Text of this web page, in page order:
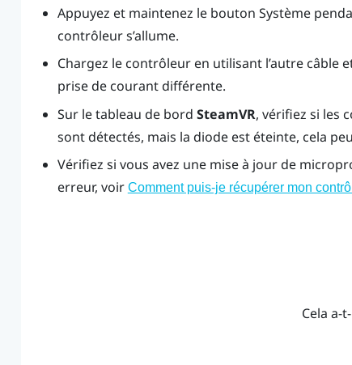
Appuyez et maintenez le bouton Système
contrôleur s’allume.
Chargez le contrôleur en utilisant l’autre câble
prise de courant différente.
Sur le tableau de bord SteamVR, vérifiez si les
sont détectés, mais la diode est éteinte, cela
Vérifiez si vous avez une mise à jour de
erreur, voir Comment puis-je récupérer mon
Cela a-